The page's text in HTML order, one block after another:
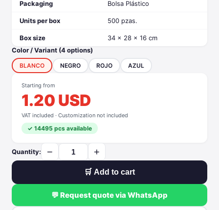
Packaging Bolsa Plástico
Units per box 500 pzas.
Box size
34 x 28 x 16 cm
Color / Variant (4 options)
BLANCO NEGRO ROJO AZUL
Starting from
1.20 USD
VAT included · Customization not included
✓ 14495 pcs available
Quantity: − +
🛒 Add to cart
💬 Request quote via WhatsApp